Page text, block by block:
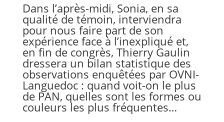
Dans l’après-midi, Sonia, en sa
qualité de témoin, interviendra
pour nous faire part de son
expérience face à l’inexpliqué et,
en fin de congrès, Thierry Gaulin
dressera un bilan statistique des
observations enquêtées par OVNI-
Languedoc : quand voit-on le plus
de PAN, quelles sont les formes ou
couleurs les plus fréquentes…